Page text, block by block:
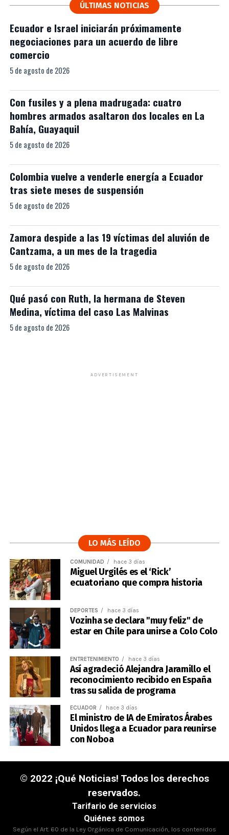
ÚLTIMAS NOTICIAS
Ecuador e Israel iniciarán próximamente
negociaciones para un acuerdo de libre
comercio
5 de agosto de 2026
Con fusiles y a plena madrugada: cuatro
hombres armados asaltaron dos locales en La
Bahía, Guayaquil
5 de agosto de 2026
Colombia vuelve a venderle energía a Ecuador
tras siete meses de suspensión
5 de agosto de 2026
Zamora despide a las 19 víctimas del aluvión de
Cantzama, a un mes de la tragedia
5 de agosto de 2026
Qué pasó con Ruth, la hermana de Steven
Medina, víctima del caso Las Malvinas
5 de agosto de 2026
ADVERTISEMENT
LO MÁS LEÍDO
COMUNIDAD hace 3 días
Miguel Urgilés es el ‘Rick’
ecuatoriano que compra historia
DEPORTES hace 3 días
Vozinha se declara "muy feliz" de
estar en Chile para unirse a Colo Colo
ENTRETENIMIENTO hace 3 días
Así agradeció Alejandra Jaramillo el
reconocimiento recibido en España
tras su salida de programa
ECUADOR hace 3 días
El ministro de IA de Emiratos Árabes
Unidos llega a Ecuador para reunirse
con Noboa
© 2022 ¡Qué Noticias! Todos los derechos
reservados.
Tarifario de servicios
Quiénes somos
Según el Art. 60 de la Ley Orgánica de Comunicación, los contenidos